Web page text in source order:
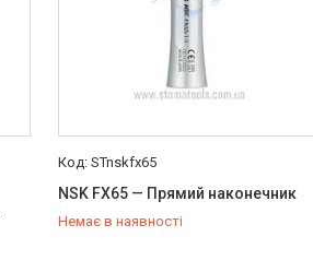
STnskfx65
NSK FX65 — Прямий наконечник
Немає в наявності